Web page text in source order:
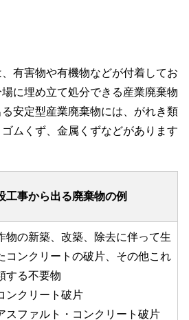
有害物や有機物などが付着してお
に埋め立て処分できる産業廃棄物
安定型産業廃棄物には、がれき類
ムくず、金属くずなどがあります
工事から出る廃棄物の例
物の新築、改築、除去に伴って生
コンクリートの破片、その他これ
する不要物
ンクリート破片
スファルト・コンクリート破片